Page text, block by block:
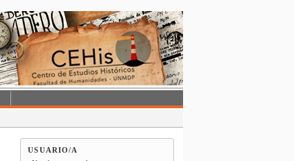
USUARIO/A